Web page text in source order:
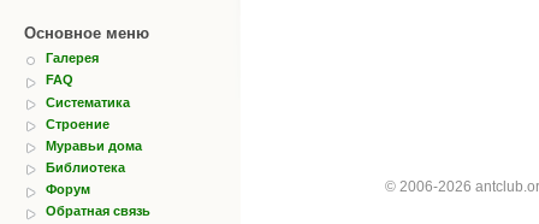
Основное меню
Галерея
FAQ
Систематика
Строение
Муравьи дома
Библиотека
Форум
Обратная связь
© 2006-2026